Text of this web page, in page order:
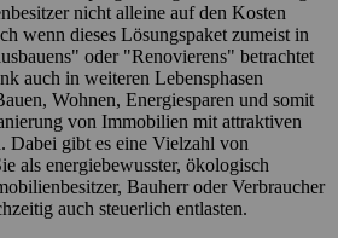
nicht alleine auf den Kosten
wenn dieses Lösungspaket zumeist in
oder "Renovierens" betrachtet
auch in weiteren Lebensphasen
Wohnen, Energiesparen und somit
von Immobilien mit attraktiven
Dabei gibt es eine Vielzahl von
als energiebewusster, ökologisch
Bauherr oder Verbraucher
auch steuerlich entlasten.